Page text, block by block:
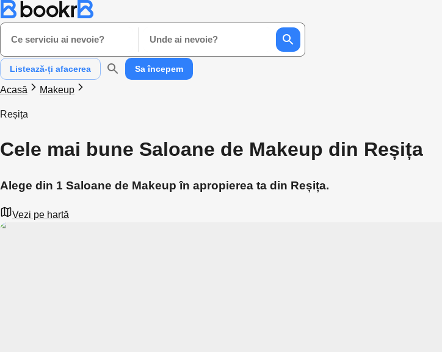
Ce serviciu ai nevoie? Unde ai nevoie?
Listează-ți afacerea Sa începem
Acasă Makeup
Reșița
Cele mai bune Saloane de Makeup din Reșița
Alege din 1 Saloane de Makeup în apropierea ta din Reșița.
Vezi pe hartă